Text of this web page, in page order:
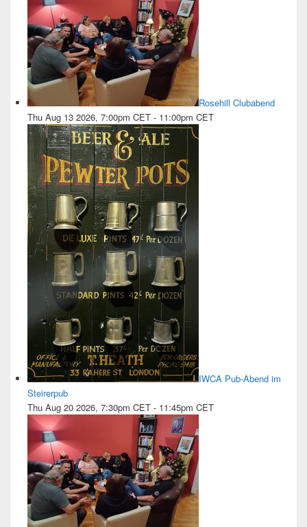
Rosehill Clubabend
Thu Aug 13 2026, 7:00pm CET - 11:00pm CET
IWCA Pub-Abend im
Steirerpub
Thu Aug 20 2026, 7:30pm CET - 11:45pm CET